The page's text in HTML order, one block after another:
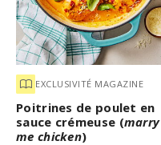
EXCLUSIVITÉ MAGAZINE
Poitrines de poulet en
sauce crémeuse (marry
me chicken)